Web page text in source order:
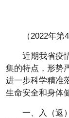
（2022年第
近期我省疫
集的特点，形势
进一步科学精准
生命安全和身体
一、入（返